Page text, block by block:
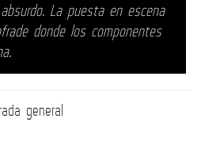
La puesta en escena
donde los componentes
general